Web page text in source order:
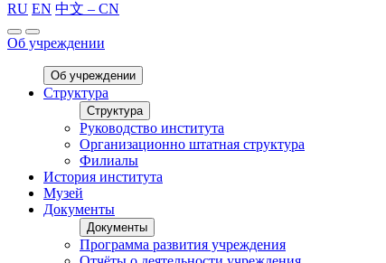
RU EN 中文 – CN
Об учреждении
Об учреждении
Структура
Структура
Руководство института
Организационно штатная структура
Филиалы
История института
Музей
Документы
Документы
Программа развития учреждения